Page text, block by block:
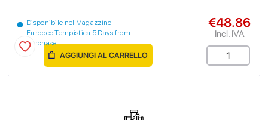
Disponibile nel Magazzino
Europeo Tempistica 5 Days from
purchase
€48.86
Incl. IVA
AGGIUNGI AL CARRELLO